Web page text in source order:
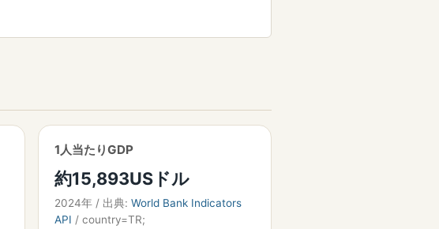
1人当たりGDP
約15,893USドル
2024年 / 出典: World Bank Indicators
API / country=TR;